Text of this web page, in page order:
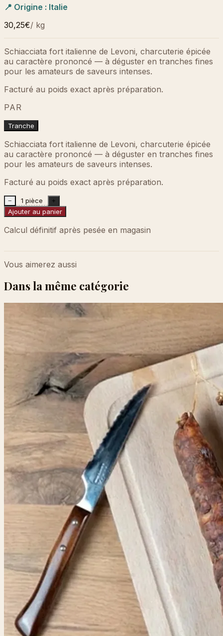
📍 Origine : Italie
30,25€/ kg
Schiacciata fort italienne de Levoni, charcuterie épicée
au caractère prononcé — à déguster en tranches fines
pour les amateurs de saveurs intenses.
Facturé au poids exact après préparation.
PAR
Tranche
Schiacciata fort italienne de Levoni, charcuterie épicée
au caractère prononcé — à déguster en tranches fines
pour les amateurs de saveurs intenses.
Facturé au poids exact après préparation.
− 1 pièce +
Ajouter au panier
Calcul définitif après pesée en magasin
Vous aimerez aussi
Dans la même catégorie